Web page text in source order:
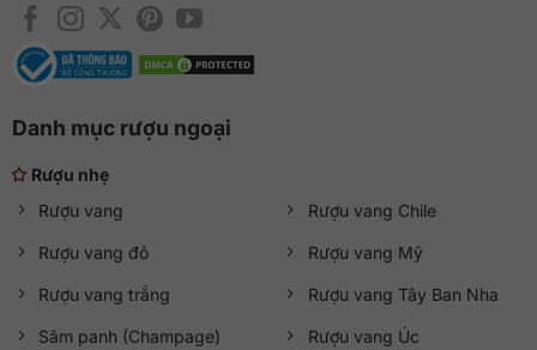
Danh mục rượu ngoại
Rượu nhẹ
Rượu vang
Rượu vang đỏ
Rượu vang trắng
Sâm panh (Champage)
Rượu vang Chile
Rượu vang Mỹ
Rượu vang Tây Ban Nha
Rượu vang Úc